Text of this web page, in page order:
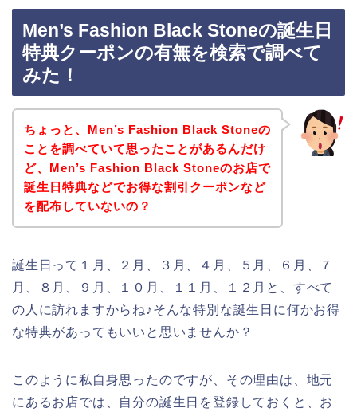
Men’s Fashion Black Stoneの誕生日
特典クーポンの有無を検索で調べて
みた！
ちょっと、Men’s Fashion Black Stoneの
ことを調べていて思ったことがあるんだけ
ど、Men’s Fashion Black Stoneのお店で
誕生日特典などでお得な割引クーポンなど
を配布していないの？
誕生日って１月、２月、３月、４月、５月、６月、７
月、８月、９月、１０月、１１月、１２月と、すべて
の人に訪れますからね♪そんな特別な誕生日に何かお得
な特典があってもいいと思いませんか？
このように私自身思ったのですが、その理由は、地元
にあるお店では、自分の誕生日を登録しておくと、お